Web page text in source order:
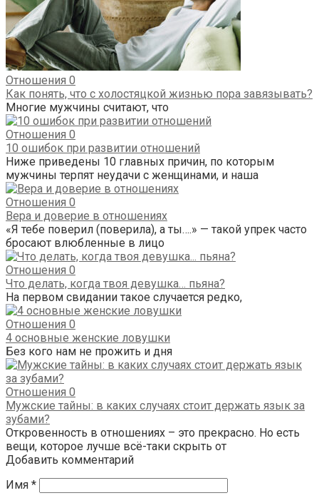
Отношения 0
Как понять, что с холостяцкой жизнью пора завязывать?
Многие мужчины считают, что
Отношения 0
10 ошибок при развитии отношений
Ниже приведены 10 главных причин, по которым
мужчины терпят неудачи с женщинами, и наша
Отношения 0
Вера и доверие в отношениях
«Я тебе поверил (поверила), а ты….» — такой упрек часто
бросают влюбленные в лицо
Отношения 0
Что делать, когда твоя девушка… пьяна?
На первом свидании такое случается редко,
Отношения 0
4 основные женские ловушки
Без кого нам не прожить и дня
Отношения 0
Мужские тайны: в каких случаях стоит держать язык за
зубами?
Откровенность в отношениях – это прекрасно. Но есть
вещи, которое лучше всё-таки скрыть от
Добавить комментарий
Имя *